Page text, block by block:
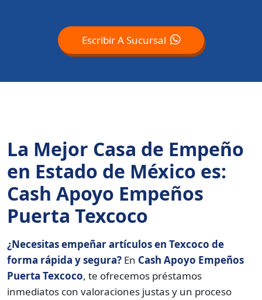
Escribir A Sucursal
La Mejor Casa de Empeño
en Estado de México es:
Cash Apoyo Empeños
Puerta Texcoco
¿Necesitas empeñar artículos en Texcoco de
forma rápida y segura? En Cash Apoyo Empeños
Puerta Texcoco, te ofrecemos préstamos
inmediatos con valoraciones justas y un proceso